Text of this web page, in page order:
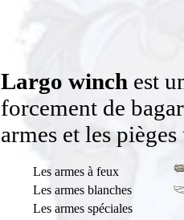
Largo winch est
forcement de
armes et les
Les armes à feux
Les armes blanches
Les armes spéciales